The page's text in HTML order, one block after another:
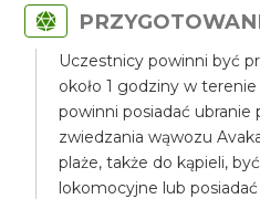
Uczestnicy powinni być
około 1 godziny w
powinni posiadać
zwiedzania wąwozu
plaże, także do kąpieli,
lokomocyjne lub